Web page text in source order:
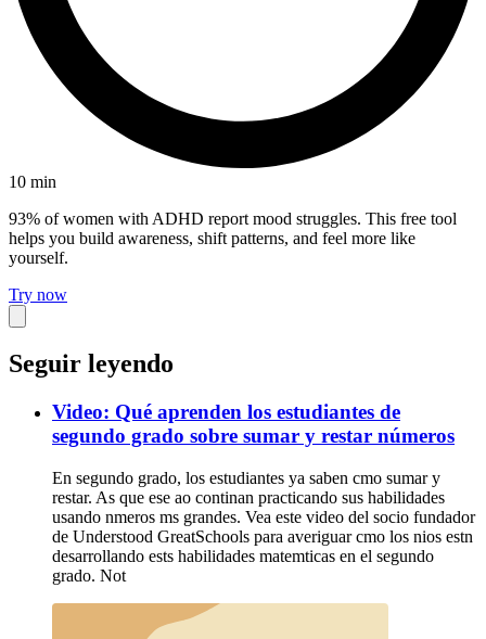
10 min
93% of women with ADHD report mood struggles. This free tool
helps you build awareness, shift patterns, and feel more like
yourself.
Try now
Seguir leyendo
Video: Qué aprenden los estudiantes de
segundo grado sobre sumar y restar números
En segundo grado, los estudiantes ya saben cmo sumar y
restar. As que ese ao continan practicando sus habilidades
usando nmeros ms grandes. Vea este video del socio fundador
de Understood GreatSchools para averiguar cmo los nios estn
desarrollando ests habilidades matemticas en el segundo
grado. Not